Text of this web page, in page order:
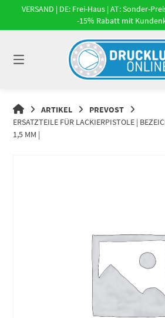
Springe
Inhalt
VERSAND | DE: Frei-Haus | AT: Sonder-
-15% Rabatt mit
DRUCKLUFT-
ONLINE
|
ARTIKEL
PREVOST
ERSATZTEILE FÜR LACKIERPISTOLE |
1,5 MM |